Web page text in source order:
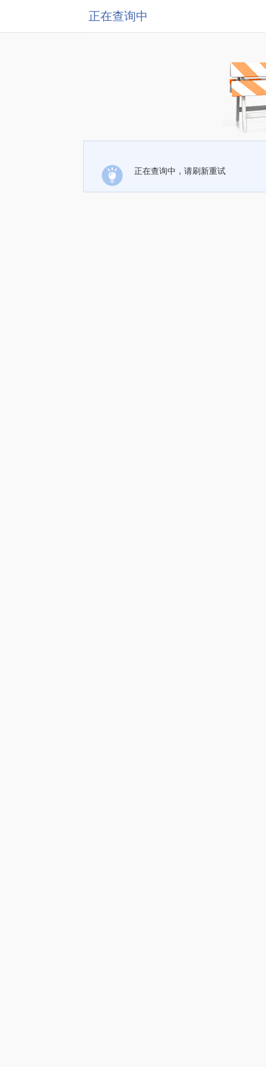
正在查询中
正在查询中，请刷新重试